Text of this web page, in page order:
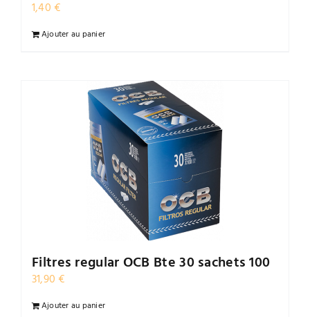
Contact
1,40€
Ajouter au panier
Filtres regular OCB Bte 30 sachets 100
31,90€
Ajouter au panier